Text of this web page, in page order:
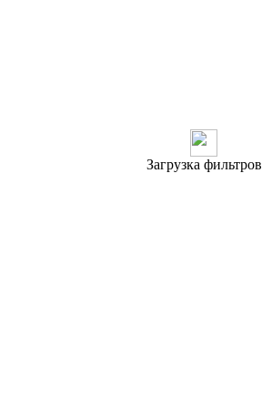
Загрузка фильтров